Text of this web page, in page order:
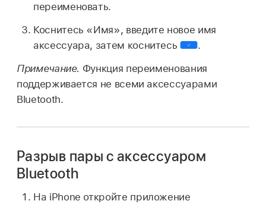
переименовать.
Коснитесь «Имя», введите новое имя
аксессуара, затем коснитесь
.
Примечание. Функция переименования
поддерживается не всеми аксессуарами
Bluetooth.
Разрыв пары c аксессуаром
Bluetooth
На iPhone откройте приложение